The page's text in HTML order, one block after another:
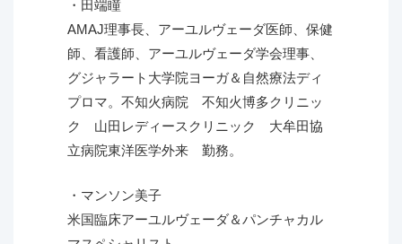
・田端瞳
AMAJ理事長、アーユルヴェーダ医師、保健
師、看護師、アーユルヴェーダ学会理事、
グジャラート大学院ヨーガ＆自然療法ディ
プロマ。不知火病院 不知火博多クリニッ
ク 山田レディースクリニック 大牟田協
立病院東洋医学外来 勤務。
・マンソン美子
米国臨床アーユルヴェーダ＆パンチャカル